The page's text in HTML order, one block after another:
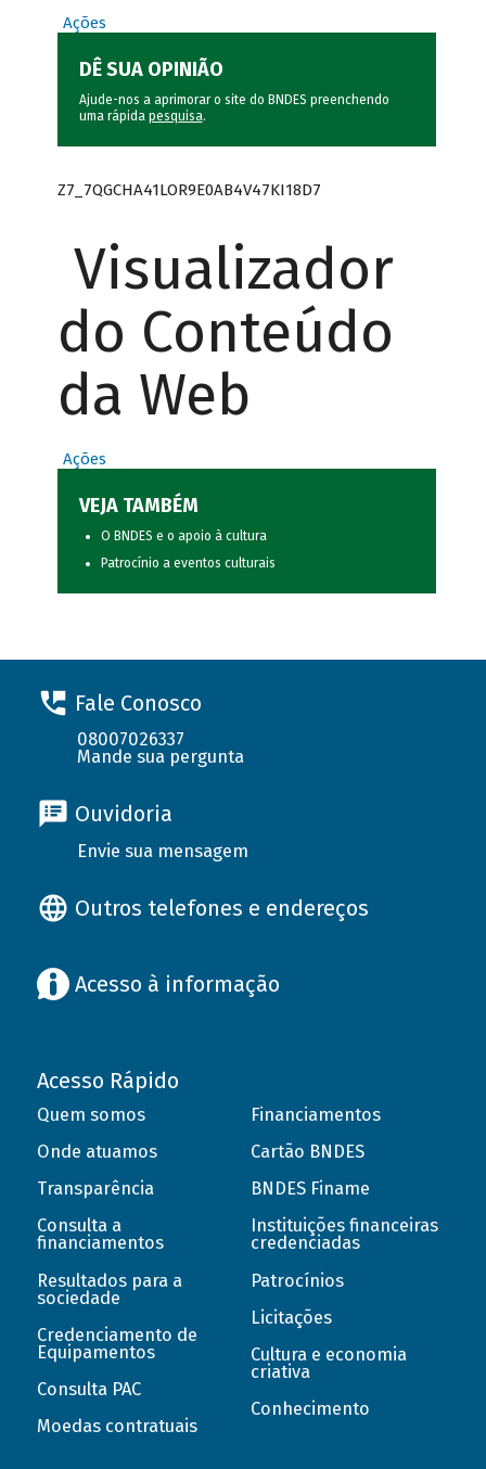
Ações
DÊ SUA OPINIÃO
Ajude-nos a aprimorar o site do BNDES preenchendo
uma rápida pesquisa.
Z7_7QGCHA41LOR9E0AB4V47KI18D7
Visualizador
do Conteúdo
da Web
Ações
VEJA TAMBÉM
O BNDES e o apoio à cultura
Patrocínio a eventos culturais
Fale Conosco
08007026337
Mande sua pergunta
Ouvidoria
Envie sua mensagem
Outros telefones e endereços
Acesso à informação
Acesso Rápido
Quem somos
Onde atuamos
Transparência
Consulta a
financiamentos
Resultados para a
sociedade
Credenciamento de
Equipamentos
Consulta PAC
Moedas contratuais
Financiamentos
Cartão BNDES
BNDES Finame
Instituições financeiras
credenciadas
Patrocínios
Licitações
Cultura e economia
criativa
Conhecimento